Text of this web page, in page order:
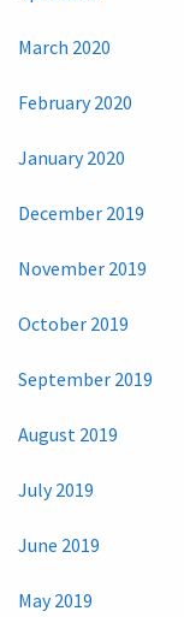
March 2020
February 2020
January 2020
December 2019
November 2019
October 2019
September 2019
August 2019
July 2019
June 2019
May 2019